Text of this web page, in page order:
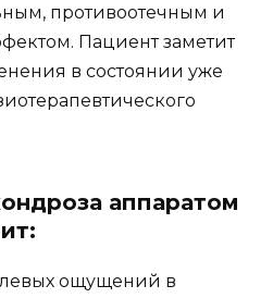
противоотечным и
Пациент заметит
в состоянии уже
аппаратом
ощущений в